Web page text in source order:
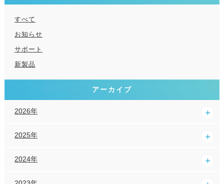
すべて
お知らせ
サポート
新製品
アーカイブ
2026年
2025年
2024年